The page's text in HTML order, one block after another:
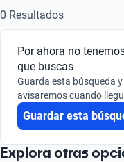
Busca por marca
Busca por modelo
Busca por versión
0 Resultados
Por ahora no
que buscas
Guarda esta búsqueda
avisaremos cuando
Guardar esta
Explora otras